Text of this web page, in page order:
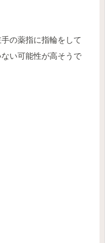
の薬指に指輪をして
い可能性が高そうで